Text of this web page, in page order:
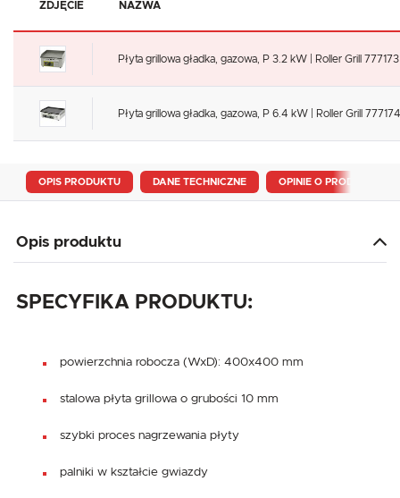
ZDJĘCIE NAZWA
Płyta grillowa gładka, gazowa, P 3.2 kW | Roller Grill
Płyta grillowa gładka, gazowa, P 6.4 kW | Roller Grill
OPIS PRODUKTU DANE TECHNICZNE OPINIE O PRODUKCIE
Opis produktu
SPECYFIKA PRODUKTU:
powierzchnia robocza (WxD): 400x400 mm
stalowa płyta grillowa o grubości 10 mm
szybki proces nagrzewania płyty
palniki w kształcie gwiazdy